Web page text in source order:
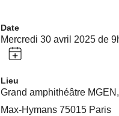
Date
Mercredi 30 avril 2025 de
Lieu
Grand amphithéâtre
Max-Hymans 75015 Paris